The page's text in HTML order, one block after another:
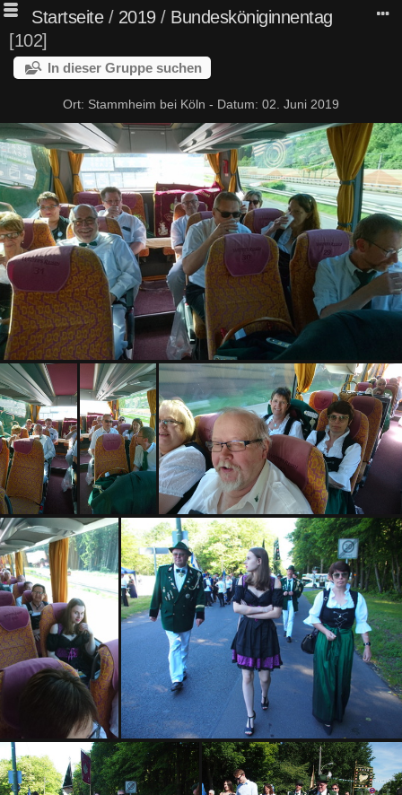
Startseite/ 2019/ Bundesköniginnentag
102
In dieser Gruppe suchen
Ort: Stammheim bei Köln - Datum: 02. Juni 2019